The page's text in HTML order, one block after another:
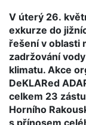
V úterý 26.
exkurze do
řešení v oblasti
zadržování
klimatu. Akce
DeKLARed
celkem 23
Horního
s přínosem